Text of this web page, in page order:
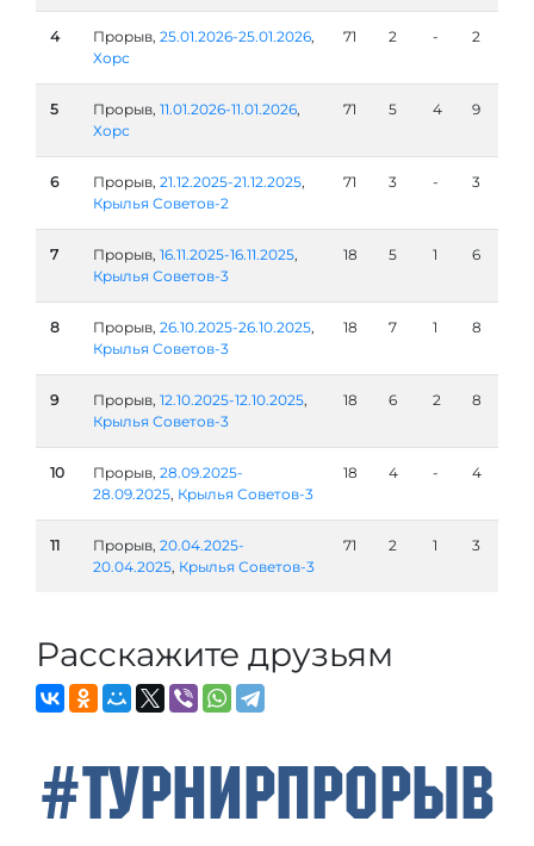
4 Прорыв, 25.01.2026-25.01.2026,
Хорс
71 2 - 2
5 Прорыв, 11.01.2026-11.01.2026,
Хорс
71 5 4 9
6 Прорыв, 21.12.2025-21.12.2025,
Крылья Советов-2
71 3 - 3
7 Прорыв, 16.11.2025-16.11.2025,
Крылья Советов-3
18 5 1 6
8 Прорыв, 26.10.2025-26.10.2025,
Крылья Советов-3
18 7 1 8
9 Прорыв, 12.10.2025-12.10.2025,
Крылья Советов-3
18 6 2 8
10 Прорыв, 28.09.2025-
28.09.2025, Крылья Советов-3
18 4 - 4
11 Прорыв, 20.04.2025-
20.04.2025, Крылья Советов-3
71 2 1 3
Расскажите друзьям
#ТурнирПрорыв